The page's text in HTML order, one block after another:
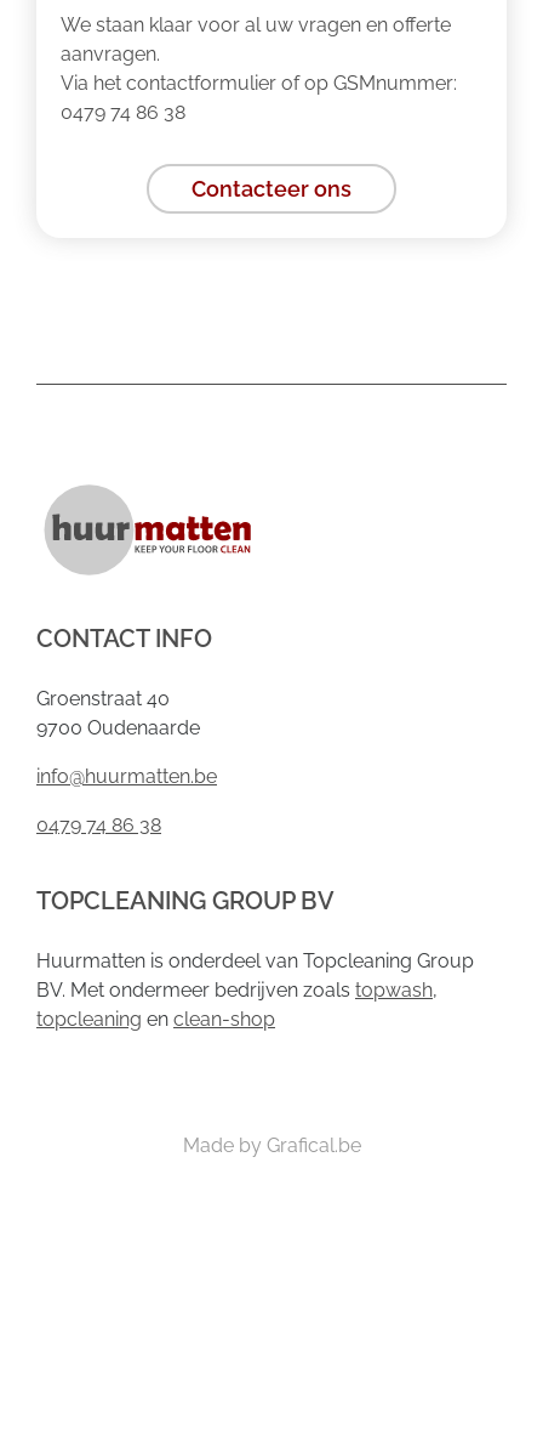
We staan klaar voor al uw vragen en offerte
aanvragen.
Via het contactformulier of op GSMnummer:
0479 74 86 38
Contacteer ons
CONTACT INFO
Groenstraat 40
9700 Oudenaarde
info@huurmatten.be
0479 74 86 38
TOPCLEANING GROUP BV
Huurmatten is onderdeel van Topcleaning Group
BV. Met ondermeer bedrijven zoals topwash,
topcleaning en clean-shop
Made by Grafical.be